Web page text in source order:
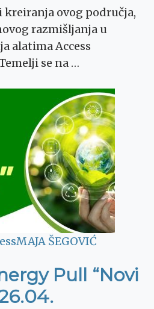
kreiranja ovog područja,
razmišljanja u
alatima Access
se na …
MAJA ŠEGOVIĆ
Pull “Novi